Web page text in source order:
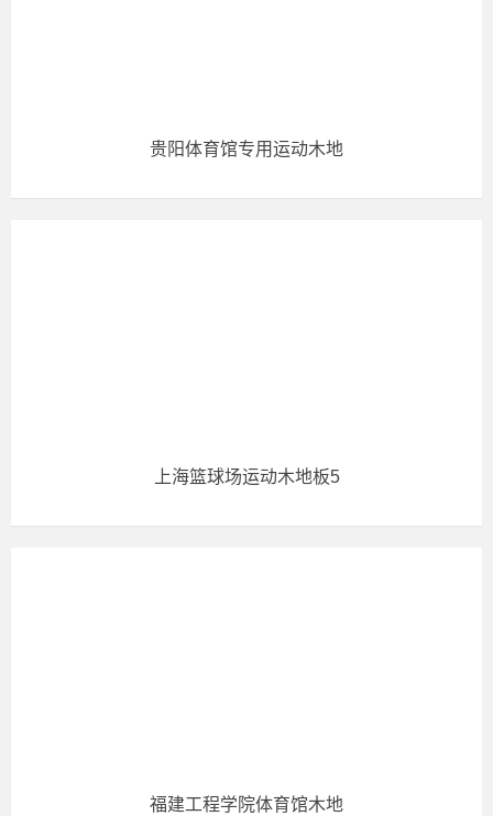
贵阳体育馆专用运动木地
上海篮球场运动木地板5
福建工程学院体育馆木地